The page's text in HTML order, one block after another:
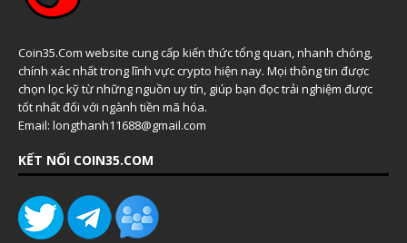
Coin35.Com website cung cấp kiến thức tổng quan, nhanh chóng,
chính xác nhất trong lĩnh vực crypto hiện nay. Mọi thông tin được
chọn lọc kỹ từ những nguồn uy tín, giúp bạn đọc trải nghiệm được
tốt nhất đối với ngành tiền mã hóa.
Email: longthanh11688@gmail.com
KẾT NỐI COIN35.COM